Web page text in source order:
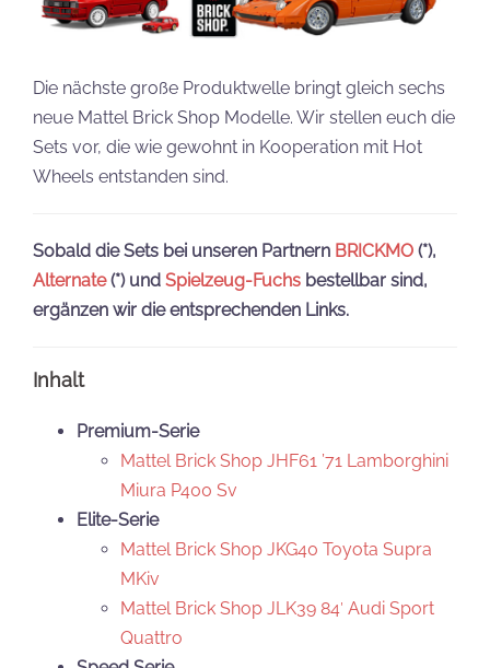
Die nächste große Produktwelle bringt gleich sechs
neue Mattel Brick Shop Modelle. Wir stellen euch die
Sets vor, die wie gewohnt in Kooperation mit Hot
Wheels entstanden sind.
Sobald die Sets bei unseren Partnern BRICKMO (*),
Alternate(*) und Spielzeug-Fuchs bestellbar sind,
ergänzen wir die entsprechenden Links.
Inhalt
Premium-Serie
Mattel Brick Shop JHF61 ’71 Lamborghini
Miura P400 Sv
Elite-Serie
Mattel Brick Shop JKG40 Toyota Supra
MKiv
Mattel Brick Shop JLK39 84′ Audi Sport
Quattro